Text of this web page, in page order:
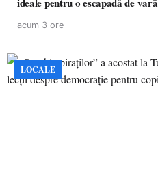
acum 3 ore
LOCALE